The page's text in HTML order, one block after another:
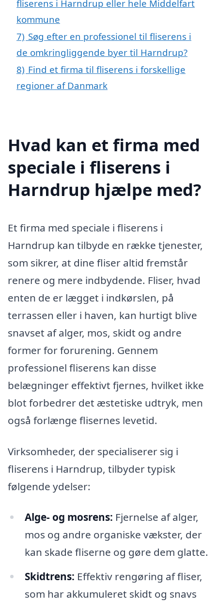
fliserens i Harndrup eller hele Middelfart
kommune
7) Søg efter en professionel til fliserens i
de omkringliggende byer til Harndrup?
8) Find et firma til fliserens i forskellige
regioner af Danmark
Hvad kan et firma med
speciale i fliserens i
Harndrup hjælpe med?
Et firma med speciale i fliserens i
Harndrup kan tilbyde en række tjenester,
som sikrer, at dine fliser altid fremstår
renere og mere indbydende. Fliser, hvad
enten de er lægget i indkørslen, på
terrassen eller i haven, kan hurtigt blive
snavset af alger, mos, skidt og andre
former for forurening. Gennem
professionel fliserens kan disse
belægninger effektivt fjernes, hvilket ikke
blot forbedrer det æstetiske udtryk, men
også forlænge flisernes levetid.
Virksomheder, der specialiserer sig i
fliserens i Harndrup, tilbyder typisk
følgende ydelser:
Alge- og mosrens: Fjernelse af alger,
mos og andre organiske vækster, der
kan skade fliserne og gøre dem glatte.
Skidtrens: Effektiv rengøring af fliser,
som har akkumuleret skidt og snavs